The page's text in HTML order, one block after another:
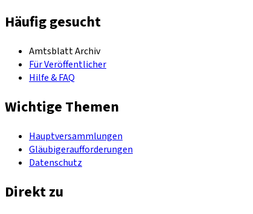
Häufig gesucht
Amtsblatt Archiv
Für Veröffentlicher
Hilfe & FAQ
Wichtige Themen
Hauptversammlungen
Gläubigeraufforderungen
Datenschutz
Direkt zu